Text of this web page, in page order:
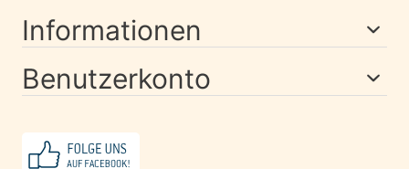
Informationen
Benutzerkonto